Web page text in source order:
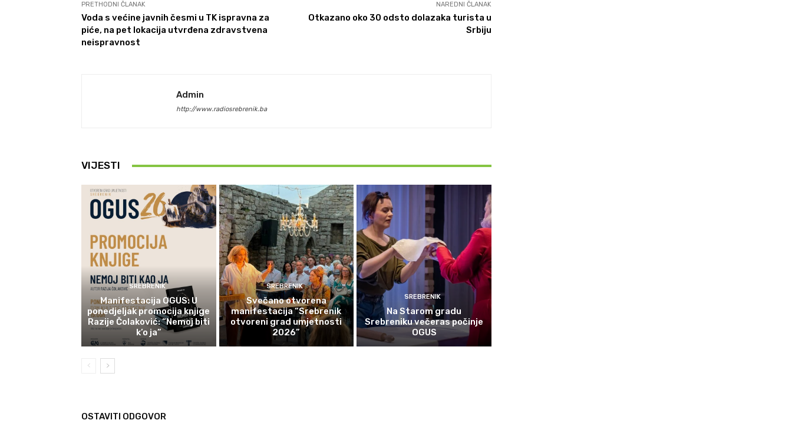
PRETHODNI ČLANAK
Voda s većine javnih česmi u TK ispravna za
piće, na pet lokacija utvrđena zdravstvena
neispravnost
NAREDNI ČLANAK
Otkazano oko 30 odsto dolazaka turista u
Srbiju
Admin
http://www.radiosrebrenik.ba
VIJESTI
SREBRENIK
Manifestacija OGUS: U
ponedjeljak promocija knjige
Razije Čolaković: “Nemoj biti
k’o ja”
SREBRENIK
Svečano otvorena
manifestacija “Srebrenik
otvoreni grad umjetnosti
2026”
SREBRENIK
Na Starom gradu
Srebreniku večeras počinje
OGUS
OSTAVITI ODGOVOR